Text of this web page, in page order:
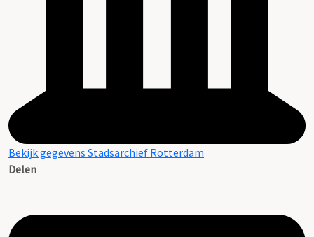
Bekijk gegevens Stadsarchief Rotterdam
Delen